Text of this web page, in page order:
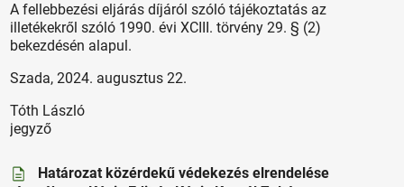
A fellebbezési eljárás díjáról szóló tájékoztatás az
illetékekről szóló 1990. évi XCIII. törvény 29. § (2)
bekezdésén alapul.
Szada, 2024. augusztus 22.
Tóth László
jegyző
Határozat közérdekű védekezés elrendelése